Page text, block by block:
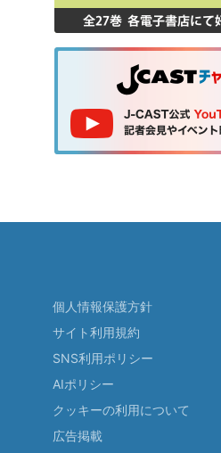
個人情報保護方針
サイト利用規約
SNS利用ポリシー
AIポリシー
クッキーの利用について
広告掲載